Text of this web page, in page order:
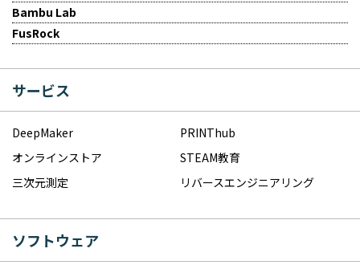
Bambu Lab
FusRock
サービス
DeepMaker
PRINThub
オンラインストア
STEAM教育
三次元測定
リバースエンジニアリング
ソフトウェア